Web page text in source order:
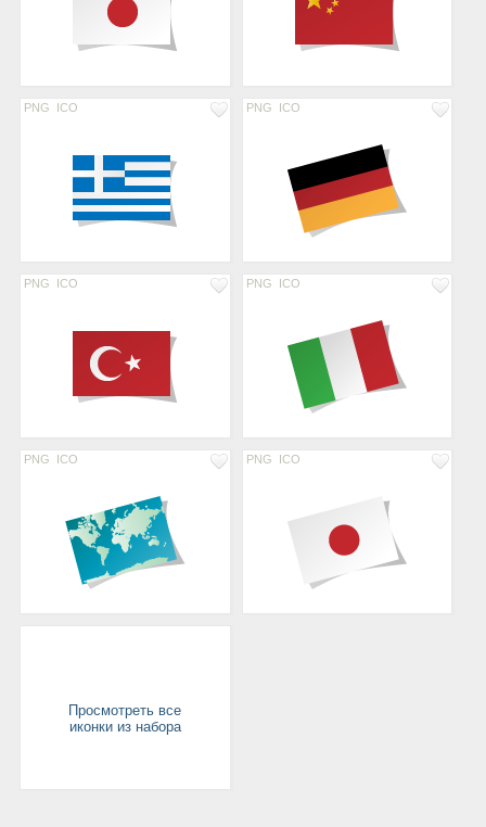
PNG ICO PNG ICO
PNG ICO PNG ICO
PNG ICO PNG ICO
Просмотреть все
иконки из набора